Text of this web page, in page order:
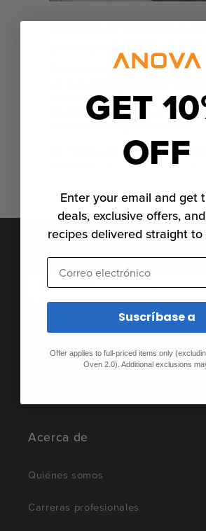
Precision™ Recetas
con campana
Este entorno presurizado
alternativas. Prepara
infusiones de alcohol,
Ver todas las recetas de vacío
Suscríbase para recibir las últimas
artículos y ofertas especiales.
Acerca de
Quiénes somos
Carreras profesionales
GET
OFF
Enter your email and get
deals, exclusive offers,
recipes delivered straight
Correo electrónico
Suscríbase a
Offer applies to full-priced items only
Oven 2.0). Additional exclusions